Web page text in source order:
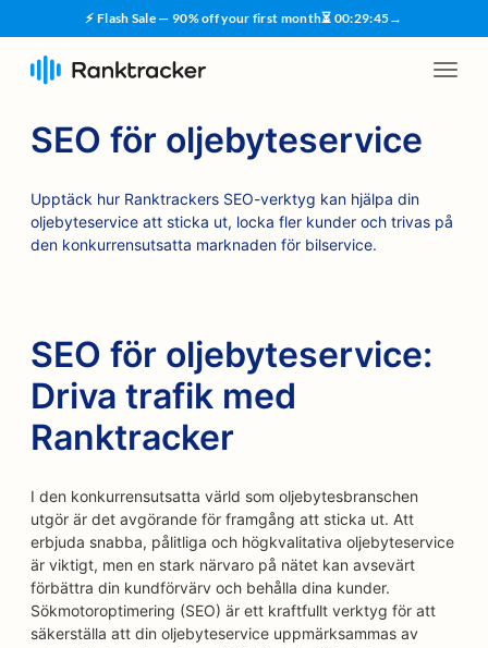
⚡ Flash Sale — 90% off your first month⏳ 00:29:45→
SEO för oljebyteservice
Upptäck hur Ranktrackers SEO-verktyg kan hjälpa din
oljebyteservice att sticka ut, locka fler kunder och trivas på
den konkurrensutsatta marknaden för bilservice.
SEO för oljebyteservice:
Driva trafik med
Ranktracker
I den konkurrensutsatta värld som oljebytesbranschen
utgör är det avgörande för framgång att sticka ut. Att
erbjuda snabba, pålitliga och högkvalitativa oljebyteservice
är viktigt, men en stark närvaro på nätet kan avsevärt
förbättra din kundförvärv och behålla dina kunder.
Sökmotoroptimering (SEO) är ett kraftfullt verktyg för att
säkerställa att din oljebyteservice uppmärksammas av